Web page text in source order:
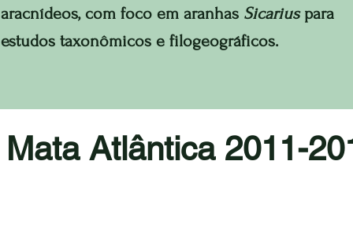
aracnídeos, com foco em aranhas Sicariuspara
estudos taxonômicos e filogeográficos.
Mata Atlântica 2011-